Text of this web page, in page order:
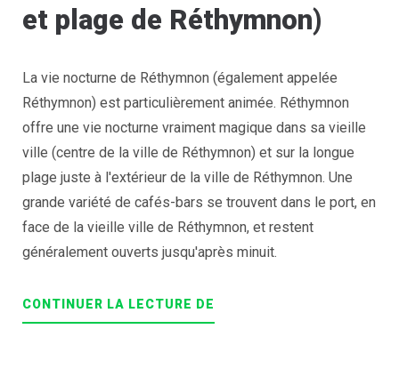
et plage de Réthymnon)
La vie nocturne de Réthymnon (également appelée
Réthymnon) est particulièrement animée. Réthymnon
offre une vie nocturne vraiment magique dans sa vieille
ville (centre de la ville de Réthymnon) et sur la longue
plage juste à l'extérieur de la ville de Réthymnon. Une
grande variété de cafés-bars se trouvent dans le port, en
face de la vieille ville de Réthymnon, et restent
généralement ouverts jusqu'après minuit.
CONTINUER LA LECTURE DE
IN